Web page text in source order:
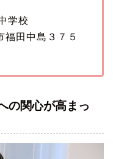
学校
田中島３７５
の関心が高まっ